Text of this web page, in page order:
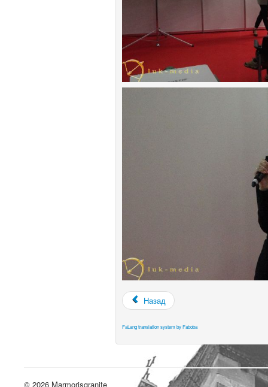
Назад
FaLang translation system by Faboba
© 2026 Marmorisgranite